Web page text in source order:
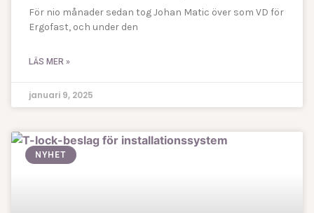
För nio månader sedan tog Johan Matic över som VD för
Ergofast, och under den
LÄS MER »
januari 9, 2025
NYHET